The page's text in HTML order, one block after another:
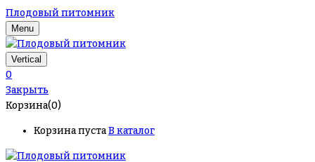
Плодовый питомник
Menu
Vertical
0
Закрыть
Корзина(0)
Корзина пустаВ каталог